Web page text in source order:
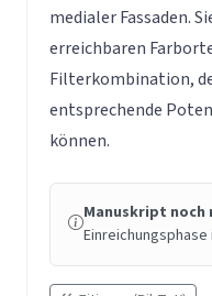
medialer Fassaden.
erreichbaren
Filterkombination,
entsprechende
können.
Manuskript noch